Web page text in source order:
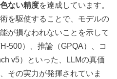
ない精度を達成しています。
を駆使することで、モデルの
が損なわれないことを示して
500）、推論（GPQA）、コ
v5）といった、LLMの真価
その実力が発揮されていま